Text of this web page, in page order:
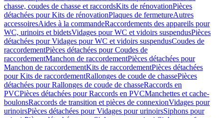
chasse, coudes de chasse et raccordsKits de rénovationPièces
détachées pour Kits de rénovationPlaques de fermetureAutres
accessoiresAides à la commandeRaccordements des appareils pour
WC, urinoirs et bidetsVidages pour WC et vidoirs suspendusPièces
détachées pour Vidages pour WC et vidoirs suspendusCoudes de
raccordementPièces détachées pour Coudes de
raccordementManchon de raccordementPièces détachées pour
Manchon de raccordementKits de raccordementPièces détachées
pour Kits de raccordementRallonges de coude de chassePièces
détachées pour Rallonges de coude de chasseRaccords en
PVCPièces détachées pour Raccords en PVCManchettes et cache-
boulonsRaccords de transition et pièces de connexionVidages pour
urinoirsPièces détachées pour Vidages pour urinoirsSiphons pour